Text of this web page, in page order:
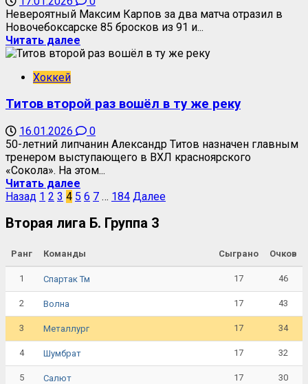
Невероятный Максим Карпов за два матча отразил в
Новочебоксарске 85 бросков из 91 и...
Читать далее
Хоккей
Титов второй раз вошёл в ту же реку
16.01.2026
0
50-летний липчанин Александр Титов назначен главным
тренером выступающего в ВХЛ красноярского
«Сокола». На этом...
Читать далее
Назад 1 2 3 4 5 6 7 … 184 Далее
Вторая лига Б. Группа 3
Ранг Команды Сыграно Очков
1 Спартак Тм 17 46
2 Волна 17 43
3 Металлург 17 34
4 Шумбрат 17 32
5 Салют 17 30